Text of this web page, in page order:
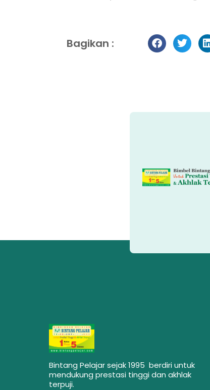
Bagikan :
Bintang Pelajar sejak 1995 berdiri untuk
mendukung prestasi tinggi dan akhlak
terpuji.